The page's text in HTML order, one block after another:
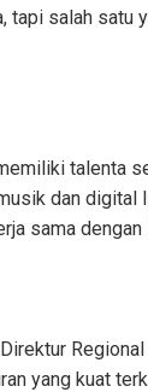
tapi salah satu
talenta
dan digital
sama
yang kuat